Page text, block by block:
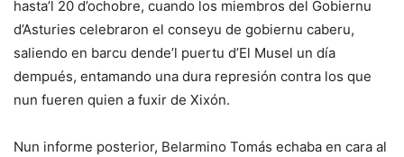
hasta’l 20 d’ochobre, cuando los miembros del Gobiernu
d’Asturies celebraron el conseyu de gobiernu caberu,
saliendo en barcu dende’l puertu d’El Musel un día
dempués, entamando una dura represión contra los que
nun fueren quien a fuxir de Xixón.
Nun informe posterior, Belarmino Tomás echaba en cara al